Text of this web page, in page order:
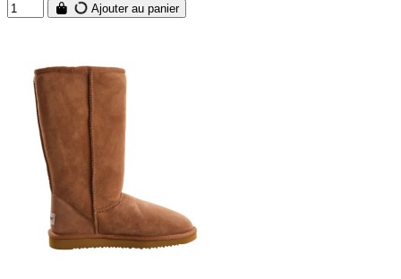
Ajouter au panier